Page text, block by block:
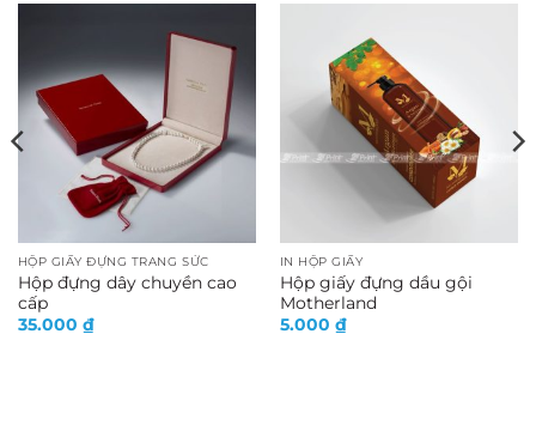
HỘP GIẤY ĐỰNG TRANG SỨC
Hộp đựng dây chuyền cao
cấp
35.000 ₫
IN HỘP GIẤY
Hộp giấy đựng dầu gội
Motherland
5.000 ₫